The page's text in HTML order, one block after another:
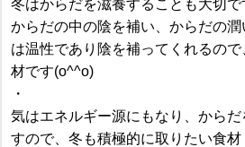
冬はからだを滋養することも大切
からだの中の陰を補い、からだの
は温性であり陰を補ってくれるの
材です(o^^o)
・
気はエネルギー源にもなり、からだ
すので、冬も積極的に取りたい食材